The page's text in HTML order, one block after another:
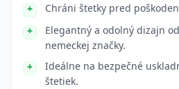
Chráni štetky pred
Elegantný a odolný dizajn
nemeckej značky.
Ideálne na bezpečné
štetiek.